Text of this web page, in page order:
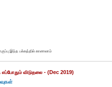
இந்த பக்கத்தில் காணலாம்
எப்போதும் விடுதலை - (Dec 2019)